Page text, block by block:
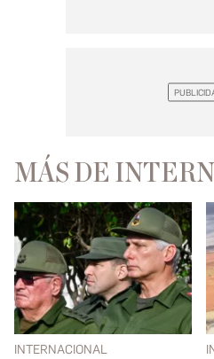
MÁS DE
INTERNACIONAL